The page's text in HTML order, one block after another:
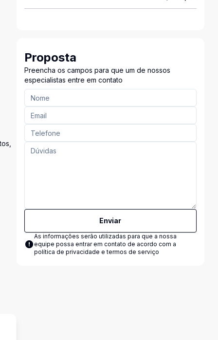
Proposta
Preencha os campos para que um de nossos
especialistas entre em contato
Enviar
As informações serão utilizadas para que a nossa
equipe possa entrar em contato de acordo com a
política de privacidade e termos de serviço